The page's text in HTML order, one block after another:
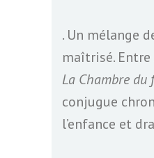
. Un mélange
maîtrisé. Entre
La Chambre du
conjugue
l’enfance et